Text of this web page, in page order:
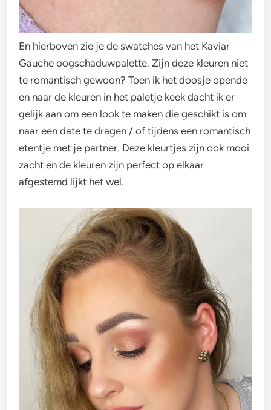
En hierboven zie je de swatches van het Kaviar
Gauche oogschaduwpalette. Zijn deze kleuren niet
te romantisch gewoon? Toen ik het doosje opende
en naar de kleuren in het paletje keek dacht ik er
gelijk aan om een look te maken die geschikt is om
naar een date te dragen / of tijdens een romantisch
etentje met je partner. Deze kleurtjes zijn ook mooi
zacht en de kleuren zijn perfect op elkaar
afgestemd lijkt het wel.